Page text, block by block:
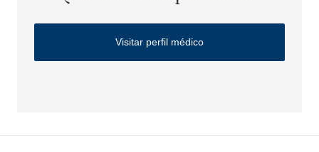
Visitar perfil médico